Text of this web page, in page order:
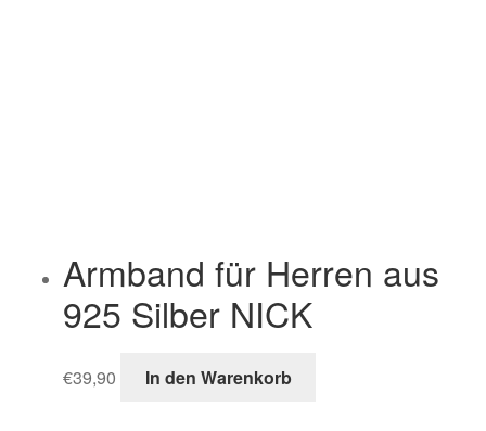
Armband für Herren aus
925 Silber NICK
€39,90 In den Warenkorb